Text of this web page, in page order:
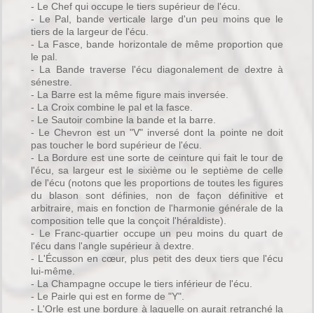
- Le Chef qui occupe le tiers supérieur de l'écu.
- Le Pal, bande verticale large d'un peu moins que le
tiers de la largeur de l'écu.
- La Fasce, bande horizontale de même proportion que
le pal.
- La Bande traverse l'écu diagonalement de dextre à
sénestre.
- La Barre est la même figure mais inversée.
- La Croix combine le pal et la fasce.
- Le Sautoir combine la bande et la barre.
- Le Chevron est un "V" inversé dont la pointe ne doit
pas toucher le bord supérieur de l'écu.
- La Bordure est une sorte de ceinture qui fait le tour de
l'écu, sa largeur est le sixième ou le septième de celle
de l'écu (notons que les proportions de toutes les figures
du blason sont définies, non de façon définitive et
arbitraire, mais en fonction de l'harmonie générale de la
composition telle que la conçoit l'héraldiste).
- Le Franc-quartier occupe un peu moins du quart de
l'écu dans l'angle supérieur à dextre.
- L'Écusson en cœur, plus petit des deux tiers que l'écu
lui-même.
- La Champagne occupe le tiers inférieur de l'écu.
- Le Pairle qui est en forme de "Y".
- L'Orle est une bordure à laquelle on aurait retranché la